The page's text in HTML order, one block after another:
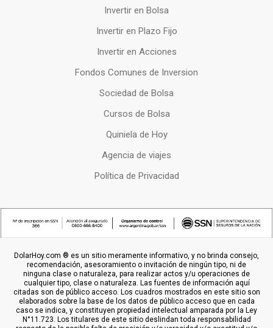
Invertir en Bolsa
Invertir en Plazo Fijo
Invertir en Acciones
Fondos Comunes de Inversion
Sociedad de Bolsa
Cursos de Bolsa
Quiniela de Hoy
Agencia de viajes
Política de Privacidad
DolarHoy.com ® es un sitio meramente informativo, y no brinda consejo,
recomendación, asesoramiento o invitación de ningún tipo, ni de
ninguna clase o naturaleza, para realizar actos y/u operaciones de
cualquier tipo, clase o naturaleza. Las fuentes de información aquí
citadas son de público acceso. Los cuadros mostrados en este sitio son
elaborados sobre la base de los datos de público acceso que en cada
caso se indica, y constituyen propiedad intelectual amparada por la Ley
N°11.723. Los titulares de este sitio deslindan toda responsabilidad